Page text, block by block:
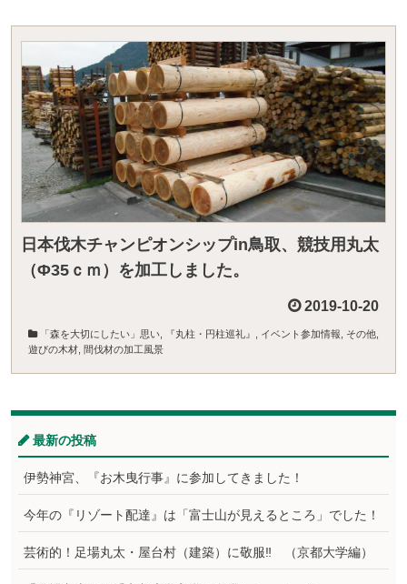
日本伐木チャンピオンシップin鳥取、競技用丸太
（Φ35ｃｍ）を加工しました。
2019-10-20
「森を大切にしたい」思い 『丸柱・円柱巡礼』 イベント参加情報 その他
遊びの木材 間伐材の加工風景
最新の投稿
伊勢神宮、『お木曳行事』に参加してきました！
今年の『リゾート配達』は「富士山が見えるところ」でした！
芸術的！足場丸太・屋台村（建築）に敬服‼ （京都大学編）